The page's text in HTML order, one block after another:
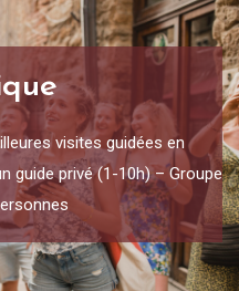
visites guidées en
guide privé (1-10h) – Groupe